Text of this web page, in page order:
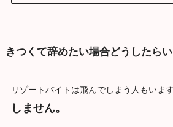
きつくて辞めたい場合どうしたらい
リゾートバイトは飛んでしまう人もいます
しません。